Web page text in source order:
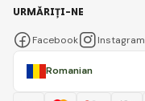
Romanian
URMĂRIȚI-NE
Facebook Instagram